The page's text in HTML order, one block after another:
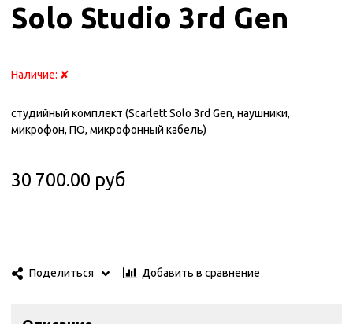
Solo Studio 3rd Gen
Наличие: ✘
студийный комплект (Scarlett Solo 3rd Gen, наушники,
микрофон, ПО, микрофонный кабель)
30 700.00 руб
Поделиться Добавить в сравнение